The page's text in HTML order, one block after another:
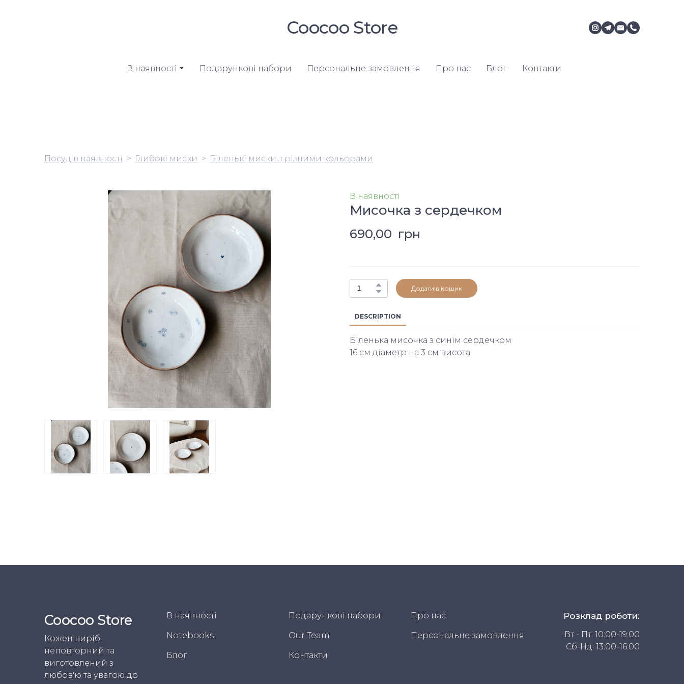
Coocoo Store
В наявності Подарункові набори Персональне замовлення Про нас Блог Контакти
Посуд в наявності Глибокі миски Біленькі миски з різними кольорами
В наявності
Мисочка з сердечком
690,00  грн
Додати в кошик
DESCRIPTION
Біленька мисочка з синім сердечком
16 см діаметр на 3 см висота
Coocoo Store
Кожен виріб
неповторний та
виготовлений з
любов'ю та увагою до
В наявності
Notebooks
Блог
Подарункові набори
Our Team
Контакти
Про нас
Персональне замовлення
Розклад роботи:
Вт - Пт: 10:00-19:00
Сб-Нд: 13:00-16:00